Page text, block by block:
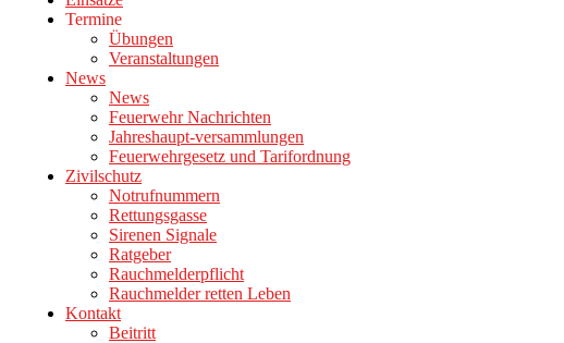
Termine
Übungen
Veranstaltungen
News
News
Feuerwehr Nachrichten
Jahreshaupt-versammlungen
Feuerwehrgesetz und Tarifordnung
Zivilschutz
Notrufnummern
Rettungsgasse
Sirenen Signale
Ratgeber
Rauchmelderpflicht
Rauchmelder retten Leben
Kontakt
Beitritt